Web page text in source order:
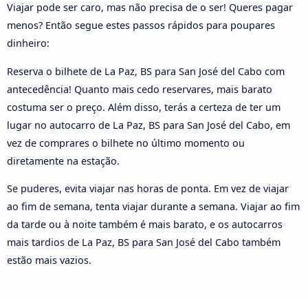
Viajar pode ser caro, mas não precisa de o ser! Queres pagar
menos? Então segue estes passos rápidos para poupares
dinheiro:
Reserva o bilhete de La Paz, BS para San José del Cabo com
antecedência! Quanto mais cedo reservares, mais barato
costuma ser o preço. Além disso, terás a certeza de ter um
lugar no autocarro de La Paz, BS para San José del Cabo, em
vez de comprares o bilhete no último momento ou
diretamente na estação.
Se puderes, evita viajar nas horas de ponta. Em vez de viajar
ao fim de semana, tenta viajar durante a semana. Viajar ao fim
da tarde ou à noite também é mais barato, e os autocarros
mais tardios de La Paz, BS para San José del Cabo também
estão mais vazios.